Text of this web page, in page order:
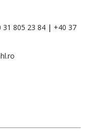
31 805 23 84 | +40 37